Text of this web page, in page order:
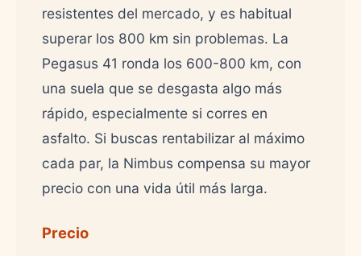
resistentes del mercado, y es habitual
superar los 800 km sin problemas. La
Pegasus 41 ronda los 600-800 km, con
una suela que se desgasta algo más
rápido, especialmente si corres en
asfalto. Si buscas rentabilizar al máximo
cada par, la Nimbus compensa su mayor
precio con una vida útil más larga.
Precio